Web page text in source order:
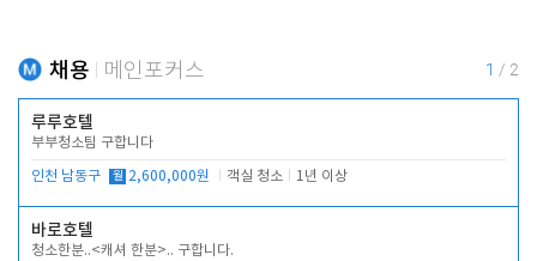
채용 메인포커스 1 / 2
루루호텔
부부청소팀 구합니다
인천 남동구 월 2,600,000원 객실 청소 1년 이상
바로호텔
청소한분..<캐셔 한분>.. 구합니다.